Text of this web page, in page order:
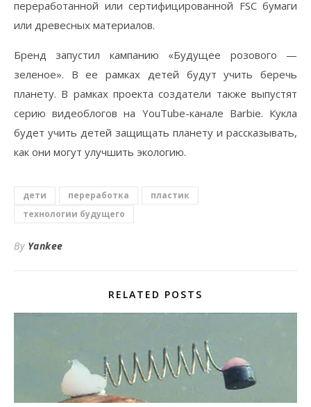
переработанной или сертифицированной FSC бумаги
или древесных материалов.
Бренд запустил кампанию «Будущее розового —
зеленое». В ее рамках детей будут учить беречь
планету. В рамках проекта создатели также выпустят
серию видеоблогов на YouTube-канале Barbie. Кукла
будет учить детей защищать планету и рассказывать,
как они могут улучшить экологию.
дети переработка
пластик
технологии будущего
By Yankee
RELATED POSTS